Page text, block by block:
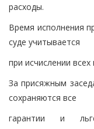
расходы.
Время исполнения
суде учитывается
при исчислении
За присяжным
сохраняются все
гарантии и